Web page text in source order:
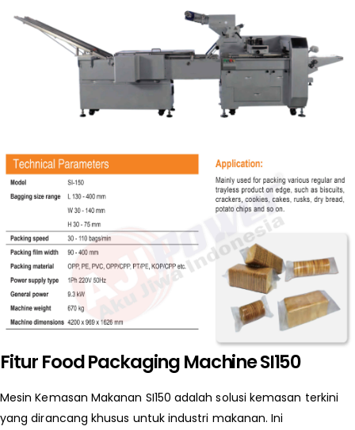
Fitur Food Packaging Machine SI150
Mesin Kemasan Makanan SI150 adalah solusi kemasan terkini
yang dirancang khusus untuk industri makanan. Ini